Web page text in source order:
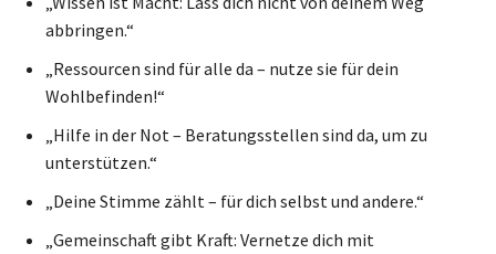
abbringen.“
„Ressourcen sind für alle da – nutze sie für dein
Wohlbefinden!“
„Hilfe in der Not – Beratungsstellen sind da, um zu
unterstützen.“
„Deine Stimme zählt – für dich selbst und andere.“
„Gemeinschaft gibt Kraft: Vernetze dich mit